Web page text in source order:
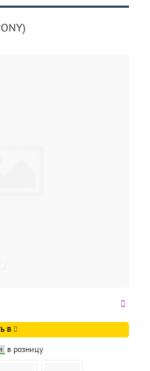
В
в розницу